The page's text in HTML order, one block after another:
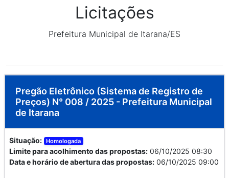
Licitações
Prefeitura Municipal de Itarana/ES
Pregão Eletrônico (Sistema de Registro de
Preços) N° 008 / 2025 - Prefeitura Municipal
de Itarana
Situação: Homologada
Limite para acolhimento das propostas: 06/10/2025 08:30
Data e horário de abertura das propostas: 06/10/2025 09:00